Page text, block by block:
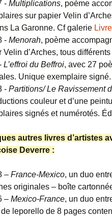
- Multiplications, poème
sur papier Velin
La Garonne. Cf galerie
- Menorah, poème
Velin d’Arches, tous
L’effroi du Beffroi, avec 27
Unique exemplaire signé.
- Partitions/ Le Ravissement
couleur et d’une
signés et numérotés.
autres livres d’artistes
Deverre :
– France-Mexico, un duo
originales – boîte
– Mexico-France, un duo
de leporello de 8 pages